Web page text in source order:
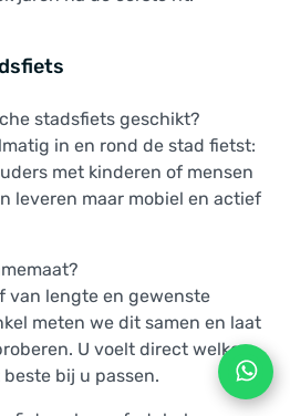
stadsfiets geschikt?
in en rond de stad fietst:
met kinderen of mensen
leveren maar mobiel en actief
van lengte en gewenste
meten we dit samen en laat
U voelt direct welke
bij u passen.